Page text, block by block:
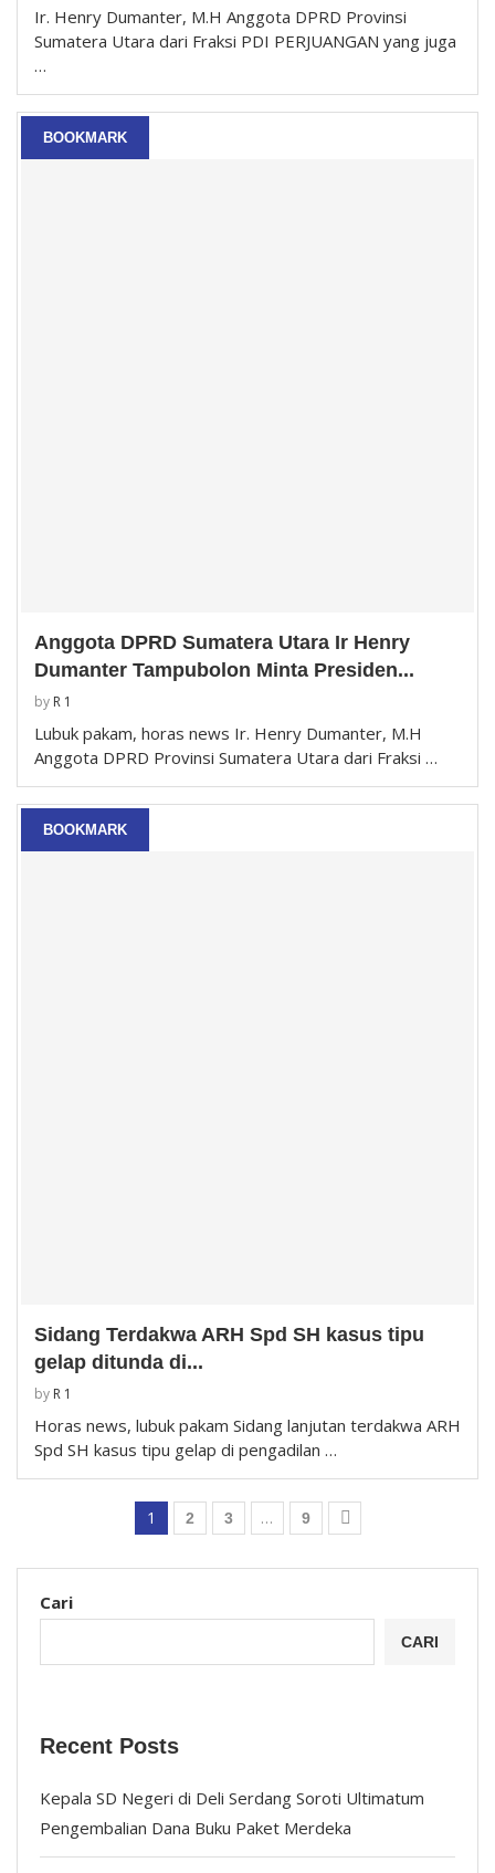
Ir. Henry Dumanter, M.H Anggota DPRD Provinsi
Sumatera Utara dari Fraksi PDI PERJUANGAN yang juga
…
BOOKMARK
Anggota DPRD Sumatera Utara Ir Henry
Dumanter Tampubolon Minta Presiden...
by R 1
Lubuk pakam, horas news Ir. Henry Dumanter, M.H
Anggota DPRD Provinsi Sumatera Utara dari Fraksi …
BOOKMARK
Sidang Terdakwa ARH Spd SH kasus tipu
gelap ditunda di...
by R 1
Horas news, lubuk pakam Sidang lanjutan terdakwa ARH
Spd SH kasus tipu gelap di pengadilan …
1 2 3 … 9
Cari
CARI
Recent Posts
Kepala SD Negeri di Deli Serdang Soroti Ultimatum
Pengembalian Dana Buku Paket Merdeka